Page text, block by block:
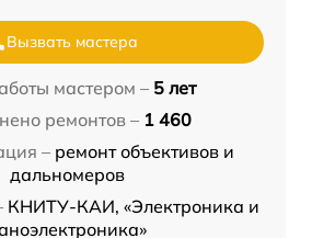
Вызвать мастера
мастером – 5 лет
ремонтов – 1 460
– ремонт объективов и
дальномеров
КНИТУ-КАИ, «Электроника и